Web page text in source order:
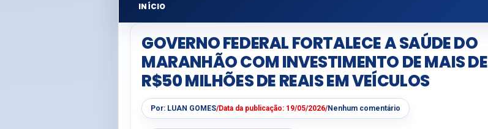
INÍCIO
GOVERNO FEDERAL FORTALECE A SAÚDE DO
MARANHÃO COM INVESTIMENTO DE MAIS DE
R$50 MILHÕES DE REAIS EM VEÍCULOS
Por: LUAN GOMES/Data da publicação: 19/05/2026/Nenhum comentário